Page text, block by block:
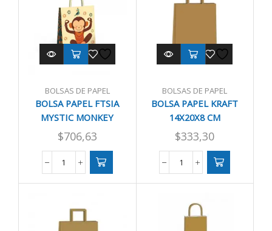
22/10/24
cantidad
BOLSAS DE PAPEL
BOLSA PAPEL FTSIA
MYSTIC MONKEY
22/10/30
$706,63
BOLSA
MONKEY
22/10/30
BOLSAS DE PAPEL
BOLSA PAPEL KRAFT
14X20X8 CM
$333,30
BOLSA
14X20X8
CM